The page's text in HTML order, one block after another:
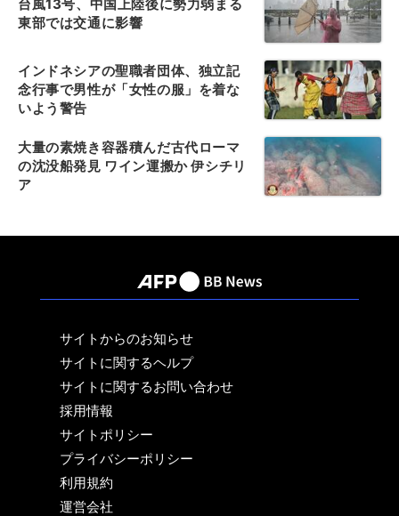
台風13号、中国上陸後に勢力弱まる
東部では交通に影響
インドネシアの聖職者団体、独立記
念行事で男性が「女性の服」を着な
いよう警告
大量の素焼き容器積んだ古代ローマ
の沈没船発見 ワイン運搬か 伊シチリ
ア
サイトからのお知らせ
サイトに関するヘルプ
サイトに関するお問い合わせ
採用情報
サイトポリシー
プライバシーポリシー
利用規約
運営会社